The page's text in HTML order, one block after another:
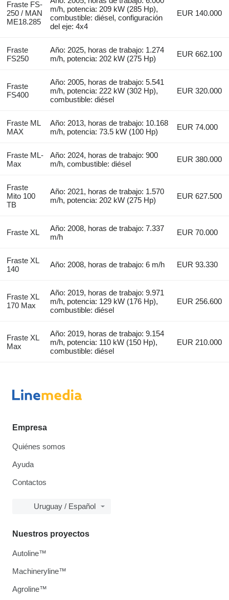
Fraste FS-
250 / MAN
ME18.285
m/h, potencia: 209 kW (285 Hp),
combustible: diésel, configuración
del eje: 4x4
EUR 140.000
Fraste
FS250
Año: 2025, horas de trabajo: 1.274
m/h, potencia: 202 kW (275 Hp)
EUR 662.100
Fraste
FS400
Año: 2005, horas de trabajo: 5.541
m/h, potencia: 222 kW (302 Hp),
combustible: diésel
EUR 320.000
Fraste ML
MAX
Año: 2013, horas de trabajo: 10.168
m/h, potencia: 73.5 kW (100 Hp)
EUR 74.000
Fraste ML-
Max
Año: 2024, horas de trabajo: 900
m/h, combustible: diésel
EUR 380.000
Fraste
Mito 100
TB
Año: 2021, horas de trabajo: 1.570
m/h, potencia: 202 kW (275 Hp)
EUR 627.500
Fraste XL
Año: 2008, horas de trabajo: 7.337
m/h
EUR 70.000
Fraste XL
140
Año: 2008, horas de trabajo: 6 m/h EUR 93.330
Fraste XL
170 Max
Año: 2019, horas de trabajo: 9.971
m/h, potencia: 129 kW (176 Hp),
combustible: diésel
EUR 256.600
Fraste XL
Max
Año: 2019, horas de trabajo: 9.154
m/h, potencia: 110 kW (150 Hp),
combustible: diésel
EUR 210.000
Empresa
Quiénes somos
Ayuda
Contactos
Uruguay / Español
Nuestros proyectos
Autoline™
Machineryline™
Agroline™